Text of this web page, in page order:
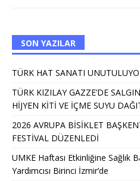
SON YAZILAR
TÜRK HAT SANATI
TÜRK KIZILAY GAZZE’DE
HİJYEN KİTİ VE İÇME SUYU
2026 AVRUPA BİSİKLET
FESTİVAL DÜZENLEDİ
UMKE Haftası Etkinliğine Sağlık
Yardımcısı Birinci İzmir’de